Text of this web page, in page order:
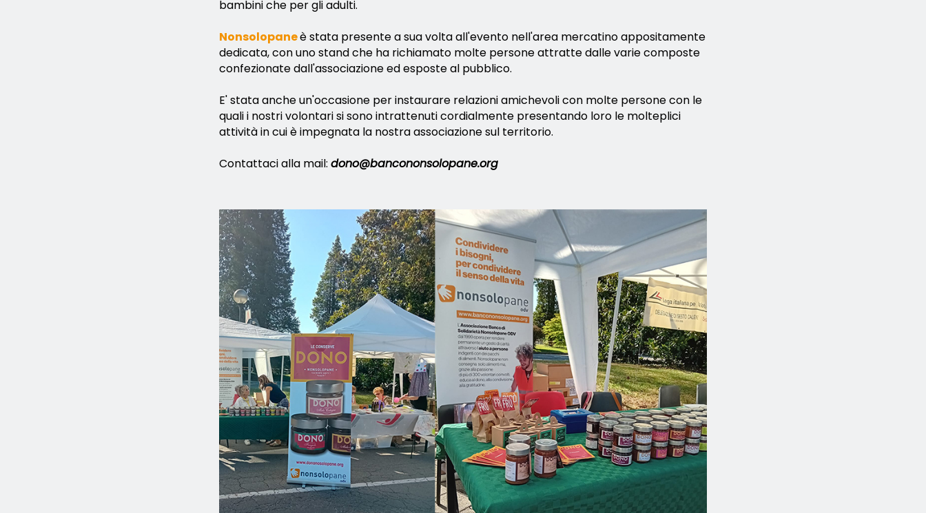
bambini che per gli adulti.
Nonsolopaneè stata presente a sua volta all'evento nell'area mercatino appositamente
dedicata, con uno stand che ha richiamato molte persone attratte dalle varie composte
confezionate dall'associazione ed esposte al pubblico.
E' stata anche un'occasione per instaurare relazioni amichevoli con molte persone con le
quali i nostri volontari si sono intrattenuti cordialmente presentando loro le molteplici
attività in cui è impegnata la nostra associazione sul territorio.
Contattaci alla mail: dono@bancononsolopane.org